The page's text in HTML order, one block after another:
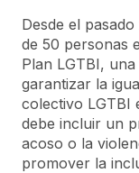
Desde el
de 50 personas
Plan LGTBI,
garantizar la
colectivo LGTBI
debe incluir un
acoso o la
promover la